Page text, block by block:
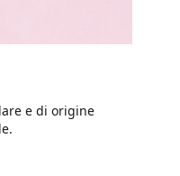
e di origine